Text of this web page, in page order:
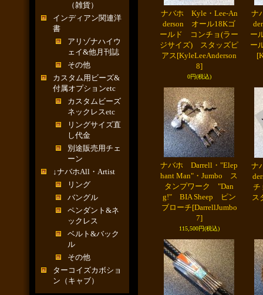
（雑貨）
インディアン関連洋
書
アリゾナハイウ
ェイ&他月刊誌
その他
カスタム用ビーズ&
付属オプションetc
カスタムビーズ
ネックレスetc
リングサイズ直
し代金
別途販売用チェ
ーン
↓ナバホAll・Artist
リング
バングル
ペンダント&ネ
ックレス
ベルト&バック
ル
その他
ターコイズカボショ
ン（キャブ）
ナバホ Kyle・Lee-An
derson オール18Kゴ
ールド コンチョ(ラー
ジサイズ) スタッズピ
アス[KyleLeeAnderson
8]
0円(税込)
ナ
ー
ー
ナバホ Darrell・"Elep
hant Man"・Jumbo ス
タンプワーク "Dan
g!" BIA Sheep ピン
ブローチ[DarrellJumbo
7]
115,500円(税込)
ナ
チ
ス